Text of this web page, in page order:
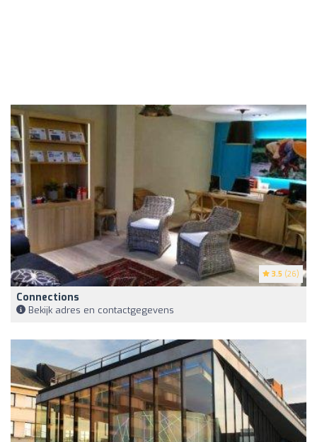
3.5 (26)
Connections
Bekijk adres en contactgegevens